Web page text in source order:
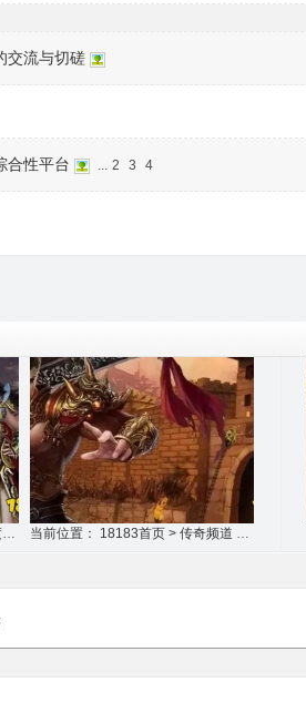
交流与切磋
合性平台 ... 2 3 4
神器单职业版本传奇推荐 2026年度最新1人1 当前位置： 18183首页 > 传奇频道 > 传奇